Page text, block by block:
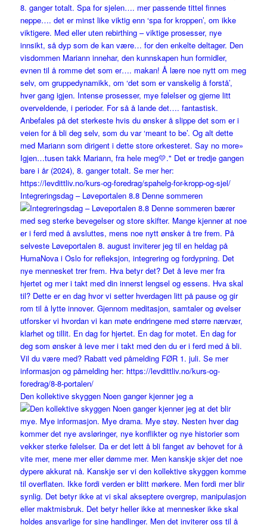
Integreringsdag – Løveportalen 8.8 Denne sommeren
Den kollektive skyggen Noen ganger kjenner jeg a